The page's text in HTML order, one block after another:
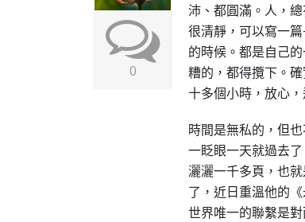
0
沛、都圓滿。 人，
很清靜，可以寫一
的時候。都是自己
糟的，都得攬下。
十多個小時，放心
時間是無私的，但
一眨眼一天就過去
灑灑一千多頁，也
了，近日重溫他的
世界唯一的聯繫是